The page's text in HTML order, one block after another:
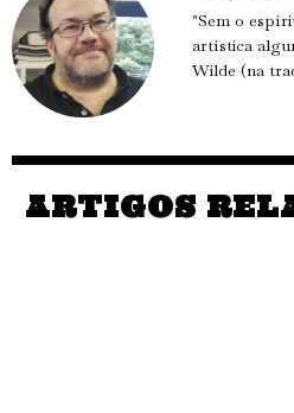
"Sem o
artística
Wilde (na
ARTIGOS